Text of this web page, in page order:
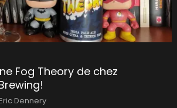
Fog Theory de chez
Dennery